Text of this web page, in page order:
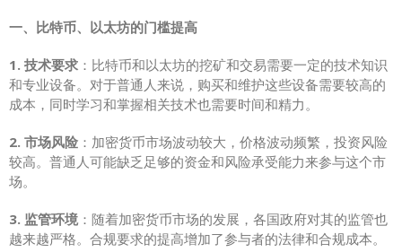
一、比特币、以太坊的门槛提高
1. 技术要求 ：比特币和以太坊的挖矿和交易需要一定的技术知识
和专业设备。对于普通人来说，购买和维护这些设备需要较高的
成本，同时学习和掌握相关技术也需要时间和精力。
2. 市场风险 ：加密货币市场波动较大，价格波动频繁，投资风险
较高。普通人可能缺乏足够的资金和风险承受能力来参与这个市
场。
3. 监管环境 ：随着加密货币市场的发展，各国政府对其的监管也
越来越严格。合规要求的提高增加了参与者的法律和合规成本。